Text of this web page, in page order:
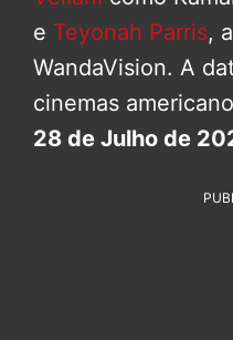
e Teyonah Parris,
WandaVision. A
cinemas
28 de Julho de